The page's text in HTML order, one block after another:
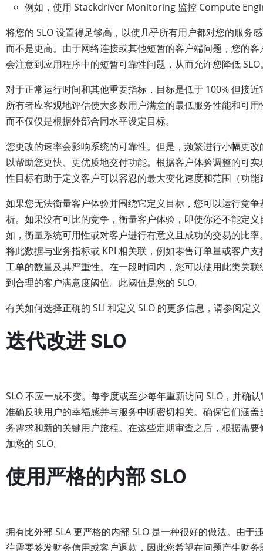
例如，使用 Stackdriver Monitoring 监控 Compute
将您的 SLO 设置得足够高，以使几乎所有用户都对您的服务
而不是更高。由于网络连接或其他短暂的客户端问题，您的客
会注意到应用程序中的短暂可靠性问题，从而允许您降低 SLO
对于正常运行时间和其他重要指标，目标是低于 100% 但接近
所有者应客观地评估使大多数用户满意的最低服务性能和可用
而不仅仅是根据外部合同水平设定目标。
您更改的速率会影响系统的可靠性。但是，频繁进行小幅更改
以帮助您更快、更优质地交付功能。根据客户体验调整的可实
性目标有助于定义客户可以容忍的最大变化速度和范围（功能
如果您无法衡量客户体验并围绕它定义目标，您可以运行竞争
析。如果没有可比的竞争，衡量客户体验，即使你还不能定义
如，衡量系统可用性或对客户进行有意义且成功的交易的比率
将此数据与业务指标或 KPI 相关联，例如零售订单量或客户支
工单的数量及其严重性。在一段时间内，您可以使用此类关联
到合理的客户满意度阈值。此阈值是您的 SLO。
有关如何选择正确的 SLI 和定义 SLO 的更多信息，请参阅定义
迭代改进 SLO
SLO 不应一成不变。每季度或至少每年重新访问 SLO，并确
准确反映用户的幸福感并与服务中断密切相关。确保它们涵盖
务需求和新的关键用户旅程。在这些定期审查之后，根据需要
加您的 SLO。
使用严格的内部 SLO
拥有比外部 SLA 更严格的内部 SLO 是一种很好的做法。由于
往需要签发财务信用或客户退款，因此您希望在问题产生财务